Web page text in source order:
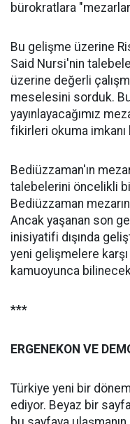
bürokratlara
Bu gelişme üzerine
Said Nursi'nin
üzerine değerli
meselesini sorduk.
yayınlayacağımız
fikirleri okuma imkanı
Bediüzzaman'ın
talebelerini öncelikli
Bediüzzaman
Ancak yaşanan son
inisiyatifi dışında
yeni gelişmelere
kamuoyunca
***
ERGENEKON VE
Türkiye yeni bir
ediyor. Beyaz bir